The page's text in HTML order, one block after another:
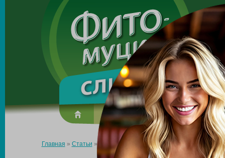
Made in the UK
О препарате Усиль эффект
Главная » Статьи »Похудение для людей с большим весом: с